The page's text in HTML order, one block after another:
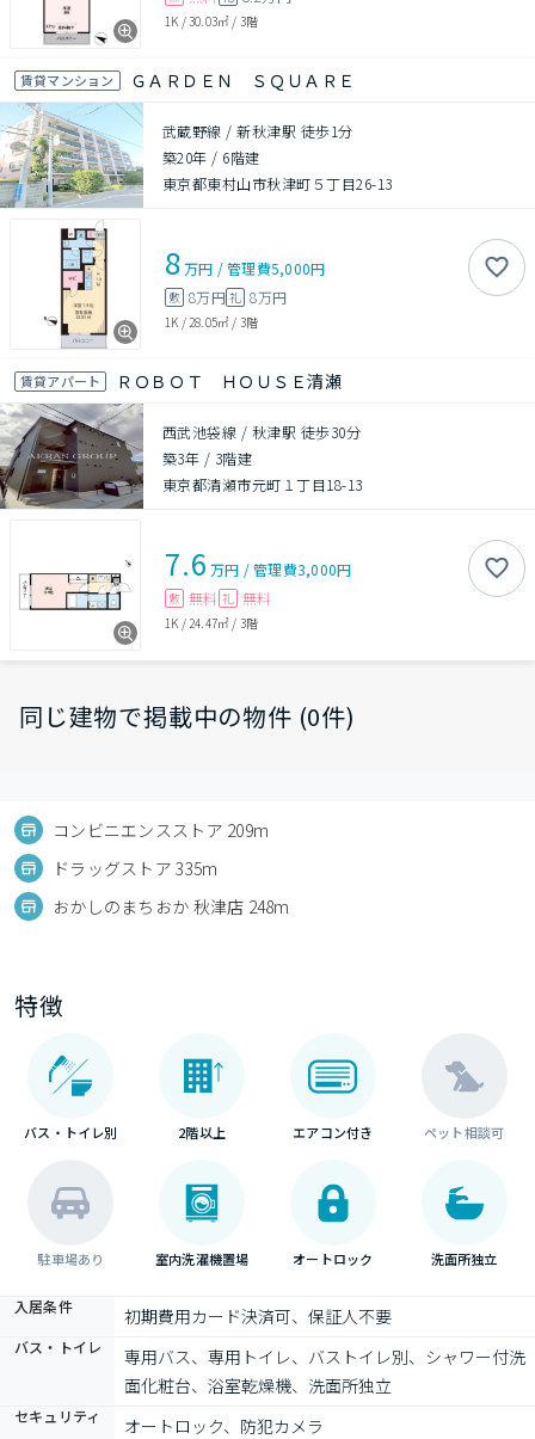
1K /30.03㎡ / 3階
賃貸マンション ＧＡＲＤＥＮ ＳＱＵＡＲＥ
武蔵野線 / 新秋津駅 徒歩1分
築20年 / 6階建
東京都東村山市秋津町５丁目26-13
8万円 /管理費5,000円
敷 8万円礼 8万円
1K / 28.05㎡ / 3階
賃貸アパート ＲＯＢＯＴ ＨＯＵＳＥ清瀬
西武池袋線 / 秋津駅 徒歩30分
築3年 / 3階建
東京都清瀬市元町１丁目18-13
7.6 万円 /管理費3,000円
敷 無料 礼 無料
1K / 24.47㎡ / 3階
同じ建物で掲載中の物件 (0件)
コンビニエンスストア 209m
ドラッグストア 335m
おかしのまちおか 秋津店 248m
特徴
バス・トイレ別 2階以上 エアコン付き ペット相談可
駐車場あり 室内洗濯機置場 オートロック 洗面所独立
入居条件 初期費用カード決済可、保証人不要
バス・トイレ
専用バス、専用トイレ、バストイレ別、シャワー付洗
面化粧台、浴室乾燥機、洗面所独立
セキュリティ オートロック、防犯カメラ